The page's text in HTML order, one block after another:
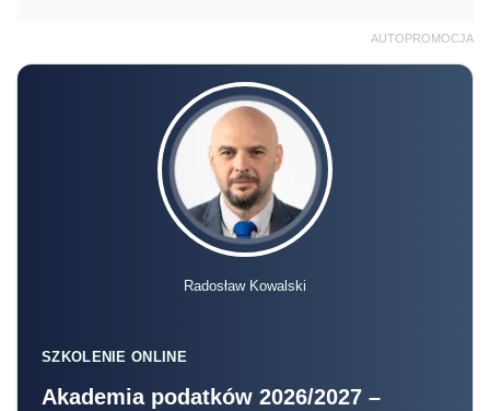
AUTOPROMOCJA
Radosław Kowalski
SZKOLENIE ONLINE
Akademia podatków 2026/2027 –